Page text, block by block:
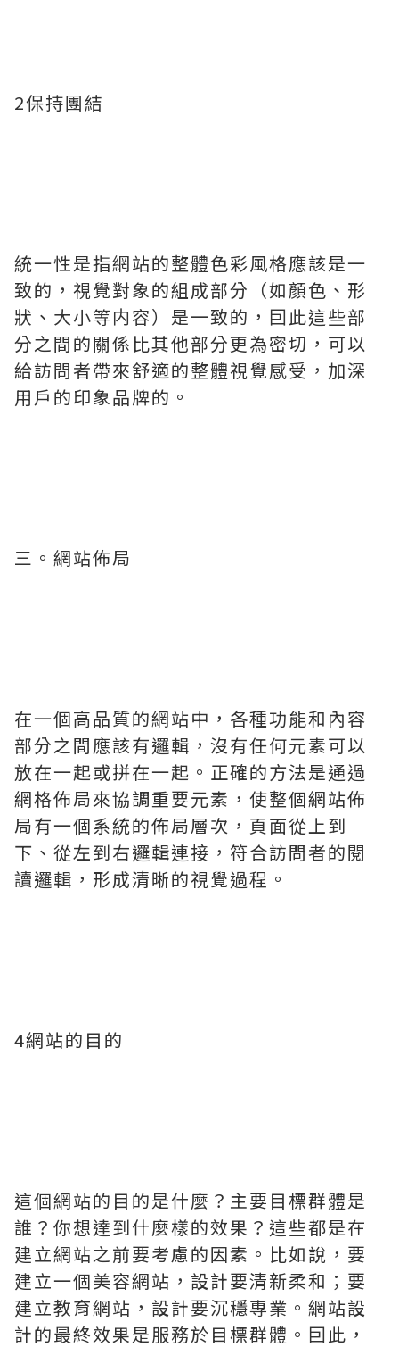
2保持團結
統一性是指網站的整體色彩風格應該是一
致的，視覺對象的組成部分（如顏色、形
狀、大小等内容）是一致的，囙此這些部
分之間的關係比其他部分更為密切，可以
給訪問者帶來舒適的整體視覺感受，加深
用戶的印象品牌的。
三。網站佈局
在一個高品質的網站中，各種功能和內容
部分之間應該有邏輯，沒有任何元素可以
放在一起或拼在一起。正確的方法是通過
網格佈局來協調重要元素，使整個網站佈
局有一個系統的佈局層次，頁面從上到
下、從左到右邏輯連接，符合訪問者的閱
讀邏輯，形成清晰的視覺過程。
4網站的目的
這個網站的目的是什麼？主要目標群體是
誰？你想達到什麼樣的效果？這些都是在
建立網站之前要考慮的因素。比如說，要
建立一個美容網站，設計要清新柔和；要
建立教育網站，設計要沉穩專業。網站設
計的最終效果是服務於目標群體。囙此，